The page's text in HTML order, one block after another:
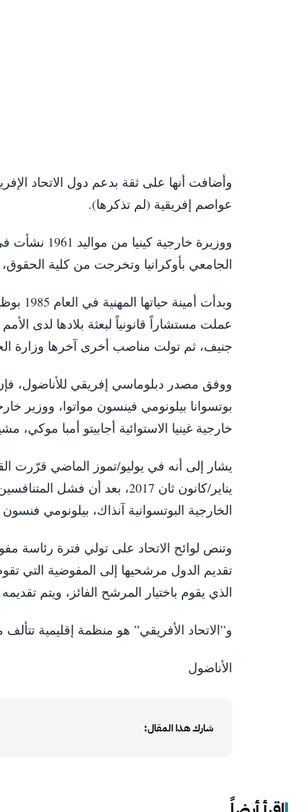
وأضافت أنها على ثقة بدعم دول الاتحاد
عواصم إفريقية (لم تذكرها).
ووزيرة
الجامعي بأوكرانيا وتخرجت من كلية
جنيف، ثم تولت مناصب أخرى آخرها وزارة الخارجية في 20
ووفق مصدر دبلوماسي إفريقي للأناضول،
بوتسوانا بيلونومي فينسون مواتوا، ووزير
خارجية غينيا الاستوائية أجابيتو أمبا
يشار إلى أنه في يوليو/تموز الماضي قرّرت
يناير/كانون ثان 2017، بعد أن
الخارجية البوتسوانية آنذاك، بيلونومي
تقديم الدول مرشحيها إلى المفوضية التي
الذي يقوم باختيار المرشح الفائز، ويتم
و”الاتحاد الأفريقي” هو منظمة إقليمية تتألف من 52 دولة أفريقية، تأسس في 25 مايو/
الأناضول
شارك هذا المقال: